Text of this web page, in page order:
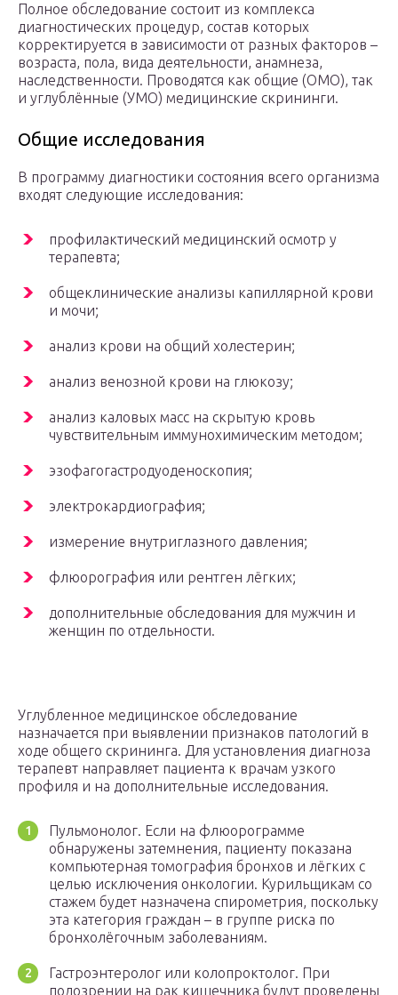
Полное обследование состоит из комплекса
диагностических процедур, состав которых
корректируется в зависимости от разных факторов –
возраста, пола, вида деятельности, анамнеза,
наследственности. Проводятся как общие (ОМО), так
и углублённые (УМО) медицинские скрининги.
Общие исследования
В программу диагностики состояния всего организма
входят следующие исследования:
профилактический медицинский осмотр у
терапевта;
общеклинические анализы капиллярной крови
и мочи;
анализ крови на общий холестерин;
анализ венозной крови на глюкозу;
анализ каловых масс на скрытую кровь
чувствительным иммунохимическим методом;
эзофагогастродуоденоскопия;
электрокардиография;
измерение внутриглазного давления;
флюорография или рентген лёгких;
дополнительные обследования для мужчин и
женщин по отдельности.
Углубленное медицинское обследование
назначается при выявлении признаков патологий в
ходе общего скрининга. Для установления диагноза
терапевт направляет пациента к врачам узкого
профиля и на дополнительные исследования.
Пульмонолог. Если на флюорограмме
обнаружены затемнения, пациенту показана
компьютерная томография бронхов и лёгких с
целью исключения онкологии. Курильщикам со
стажем будет назначена спирометрия, поскольку
эта категория граждан – в группе риска по
бронхолёгочным заболеваниям.
Гастроэнтеролог или колопроктолог. При
подозрении на рак кишечника будут проведены